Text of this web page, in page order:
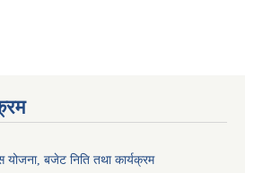
बजेट निति तथा कार्यक्रम